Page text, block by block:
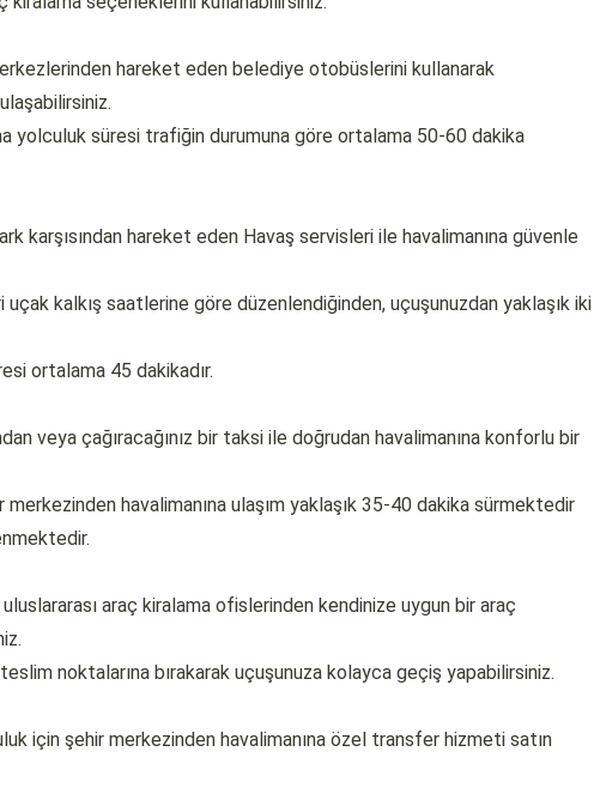
hareket eden belediye otobüslerini kullanarak
yolculuk süresi trafiğin durumuna göre ortalama 50-60 dakika
karşısından hareket eden Havaş servisleri ile havalimanına güvenle
kalkış saatlerine göre düzenlendiğinden, uçuşunuzdan yaklaşık iki
ortalama 45 dakikadır.
veya çağıracağınız bir taksi ile doğrudan havalimanına konforlu bir
havalimanına ulaşım yaklaşık 35-40 dakika sürmektedir
araç kiralama ofislerinden kendinize uygun bir araç
teslim noktalarına bırakarak uçuşunuza kolayca geçiş yapabilirsiniz.
için şehir merkezinden havalimanına özel transfer hizmeti satın